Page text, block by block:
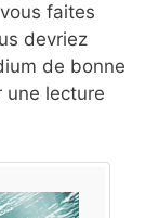
faites
devriez
de bonne
une lecture